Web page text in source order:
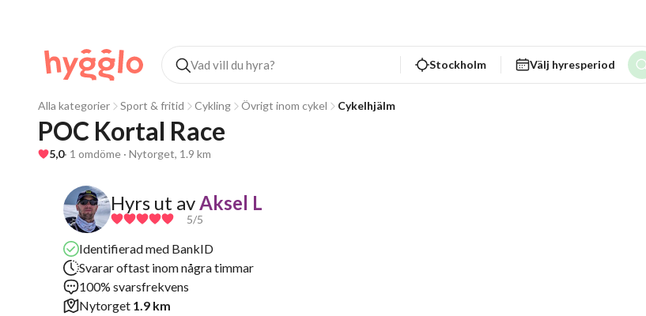
Stockholm Välj hyresperiod
Alla kategorier Sport & fritid Cykling Övrigt inom cykel Cykelhjälm
POC Kortal Race
5,0· 1 omdöme · Nytorget, 1.9 km
Hyrs ut av Aksel L
5/5
Identifierad med BankID
Svarar oftast inom några timmar
100% svarsfrekvens
Nytorget 1.9 km